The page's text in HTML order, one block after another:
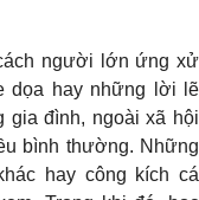
người lớn ứng xử
dọa hay những lời lẽ
gia đình, ngoài xã hội
bình thường. Những
hay công kích cá